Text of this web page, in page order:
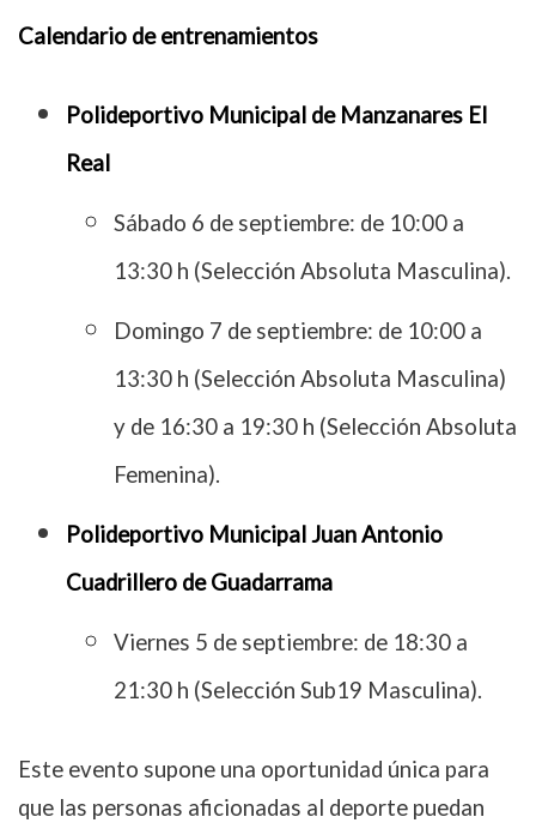
Calendario de entrenamientos
Polideportivo Municipal de Manzanares El
Real
Sábado 6 de septiembre: de 10:00 a
13:30 h (Selección Absoluta Masculina).
Domingo 7 de septiembre: de 10:00 a
13:30 h (Selección Absoluta Masculina)
y de 16:30 a 19:30 h (Selección Absoluta
Femenina).
Polideportivo Municipal Juan Antonio
Cuadrillero de Guadarrama
Viernes 5 de septiembre: de 18:30 a
21:30 h (Selección Sub19 Masculina).
Este evento supone una oportunidad única para
que las personas aficionadas al deporte puedan